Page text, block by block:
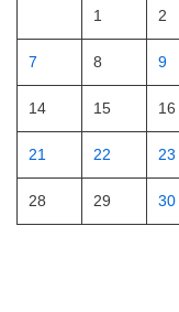
1 2
7 8 9
14 15 16
21 22 23
28 29 30